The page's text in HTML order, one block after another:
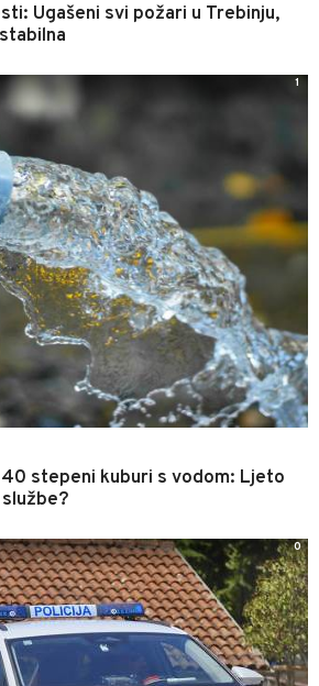
Ugašeni svi požari u Trebinju,
stepeni kuburi s vodom: Ljeto
1
0